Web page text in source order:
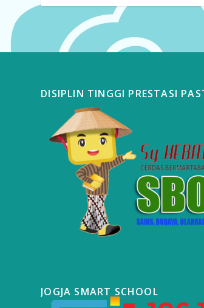
DISIPLIN TINGGI PRESTASI
JOGJA SMART SCHOOL